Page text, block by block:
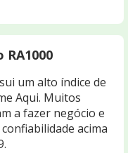
RA1000
um alto índice de
Aqui. Muitos
a fazer negócio e
acima